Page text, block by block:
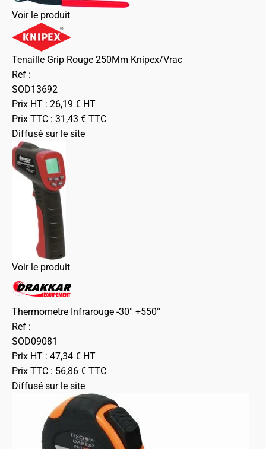
Voir le produit
Tenaille Grip Rouge 250Mm Knipex/Vrac
Ref :
SOD13692
Prix HT : 26,19 € HT
Prix TTC : 31,43 € TTC
Diffusé sur le site
Voir le produit
Thermometre Infrarouge -30° +550°
Ref :
SOD09081
Prix HT : 47,34 € HT
Prix TTC : 56,86 € TTC
Diffusé sur le site